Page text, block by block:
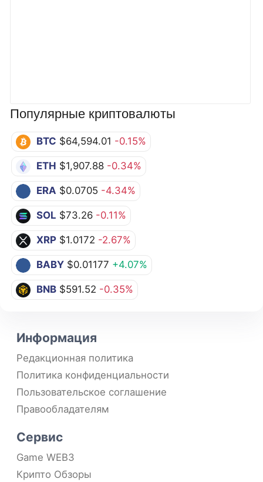
Популярные криптовалюты
BTC $64,594.01 -0.15%
ETH $1,907.88 -0.34%
ERA $0.0705 -4.34%
SOL $73.26 -0.11%
XRP $1.0172 -2.67%
BABY $0.01177 +4.07%
BNB $591.52 -0.35%
Информация
Редакционная политика
Политика конфиденциальности
Пользовательское соглашение
Правообладателям
Сервис
Game WEB3
Крипто Обзоры